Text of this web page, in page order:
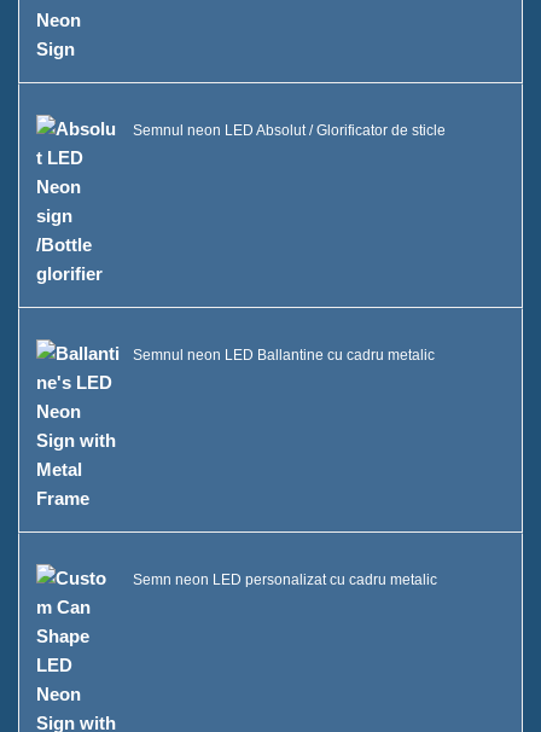
Semnul neon LED Absolut / Glorificator de sticle
Semnul neon LED Ballantine cu cadru metalic
Semn neon LED personalizat cu cadru metalic